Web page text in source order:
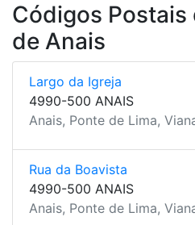
Códigos Postais
de Anais
Largo da Igreja
4990-500 ANAIS
Anais, Ponte de Lima,
Rua da Boavista
4990-500 ANAIS
Anais, Ponte de Lima,